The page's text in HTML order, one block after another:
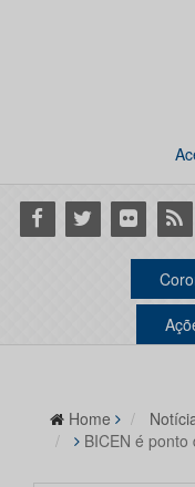
Facebook
Twitter Flickr RSS
Home
BICEN é